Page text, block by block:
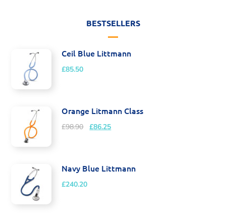
BESTSELLERS
Ceil Blue Littmann
£85.50
Orange Litmann Class
£98.90 £86.25
Navy Blue Littmann
£240.20